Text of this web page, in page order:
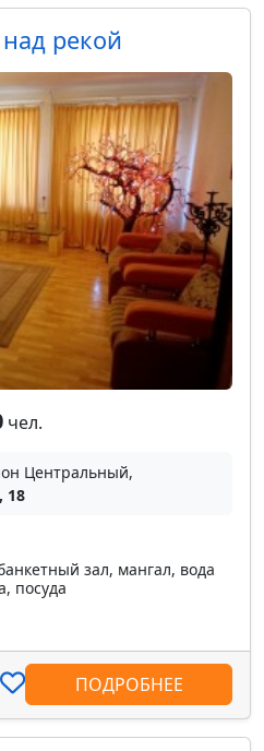
рекой
чел.
Центральный,
18
зал, мангал, вода
посуда
ПОДРОБНЕЕ